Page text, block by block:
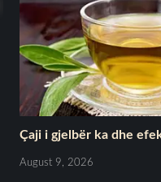
Çaji i gjelbër ka dhe
August 9, 2026